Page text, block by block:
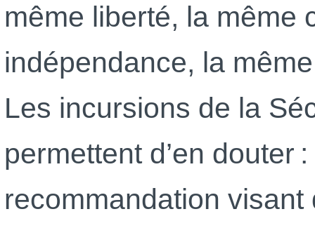
même liberté, la même
indépendance, la
Les incursions de la
permettent d’en douter
recommandation